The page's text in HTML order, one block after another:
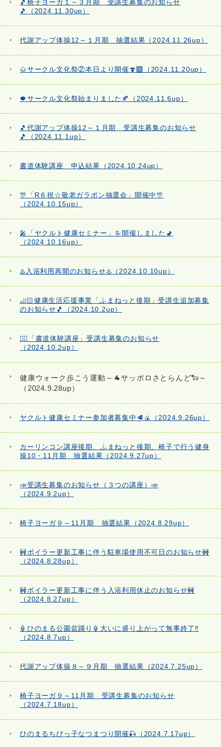
🎵椅子ヨーガ１～３月期 受講生募集のお知らせ
🎵（2024.11.30up）
代謝アップ体操12～１月期 抽選結果（2024.11.26up）
🌰サークル文化祭②本日より開催🍄‍🟫（2024.11.20up）
🍁サークル文化祭始まりました🍂（2024.11.6up）
🎵代謝アップ体操12～１月期 受講生募集のお知らせ
🎵（2024.11.1up）
書道体験講座 申込結果（2024.10.24up）
🎊「R６祝☆敬老ガラポン抽選会」開催中🎊
（2024.10.15up）
🎤「ヤクルト健康セミナー」を開催しました🚽
（2024.10.16up）
♨️入浴利用再開のお知らせ♨️（2024.10.10up）
🦶🏻健康生活応援事業「ふまねっと後期」受講生追加募集
のお知らせ🎵（2024.10.2up）
✍🏻「書道体験講座」受講生募集のお知らせ
（2024.10.2up）
健康ウォーク歩こう運動～🐐サッポロさとらんど🐑～
（2024.9.28up）
ヤクルト健康セミナー参加者募集中🥩🍙（2024.9.26up）
カーリンコン講座後期、ふまねっと後期、椅子で行う健身
操10・11月期 抽選結果（2024.9.27up）
📣受講生募集のお知らせ（３つの講座）📣
（2024.9.2up）
椅子ヨーガ９～11月期 抽選結果（2024.8.29up）
🚧ボイラー更新工事に伴う駐車場使用不可日のお知らせ🚧
（2024.8.28up）
🚧ボイラー更新工事に伴う入浴利用休止のお知らせ🚧
（2024.8.27up）
🏮ひのまる公園盆踊り🏮大いに盛り上がって無事終了‼
（2024.8.7up）
代謝アップ体操８～９月期 抽選結果（2024.7.25up）
椅子ヨーガ９～11月期 受講生募集のお知らせ
（2024.7.18up）
ひのまるちびっ子なつまつり開催🎣（2024.7.17up）